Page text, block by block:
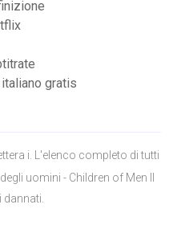
gratis
i. L'elenco completo di tutti
uomini - Children of Men Il